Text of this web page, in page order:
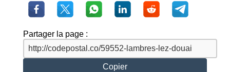
Partager la page :
Copier